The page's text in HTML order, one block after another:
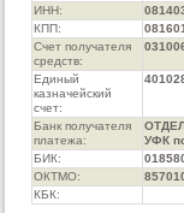
ИНН:
КПП:
Счет получателя
средств:
Единый
казначейский
счет:
Банк получателя
платежа:
УФК
БИК:
ОКТМО:
КБК: